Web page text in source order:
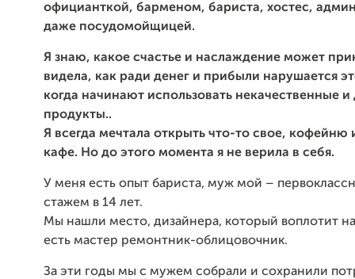
официанткой, барменом, бариста, хостес,
даже посудомойщицей.
Я знаю, какое счастье и наслаждение может
видела, как ради денег и прибыли нарушается
когда начинают использовать некачественные
продукты..
Я всегда мечтала открыть что-то свое, кофейню
кафе. Но до этого момента я не верила в себя.
У меня есть опыт бариста, муж мой –
стажем в 14 лет.
Мы нашли место, дизайнера, который воплотит
есть мастер ремонтник-облицовочник.
За эти годы мы с мужем собрали и сохранили